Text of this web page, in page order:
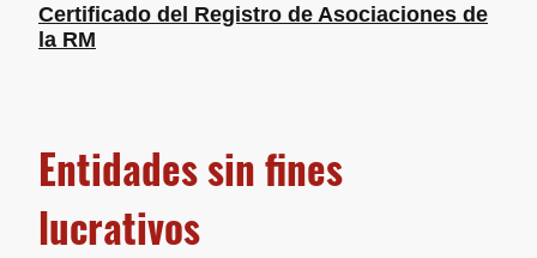
Certificado del Registro de Asociaciones de
la RM
Entidades sin fines
lucrativos